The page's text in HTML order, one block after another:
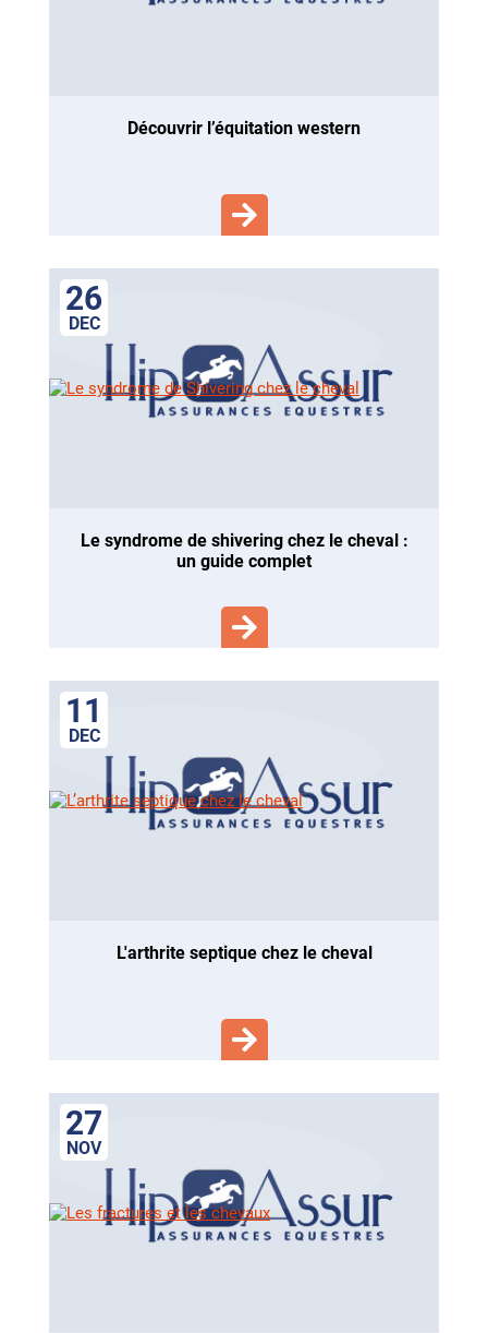
découvrir l’équitation western
26
DEC
le syndrome de shivering chez le cheval :
un guide complet
11
DEC
l'arthrite septique chez le cheval
27
NOV